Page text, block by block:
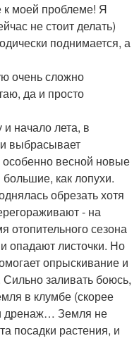
моей проблеме! Я
не стоит делать)
поднимается, а
очень сложно
да и просто
и начало лета, в
выбрасывает
особенно весной новые
как лопухи.
обрезать хотя
- на
отопительного сезона
опадают листочки. Но
опрыскивание и
заливать боюсь,
в клумбе (скорее
дренаж… Земля не
посадки растения, и